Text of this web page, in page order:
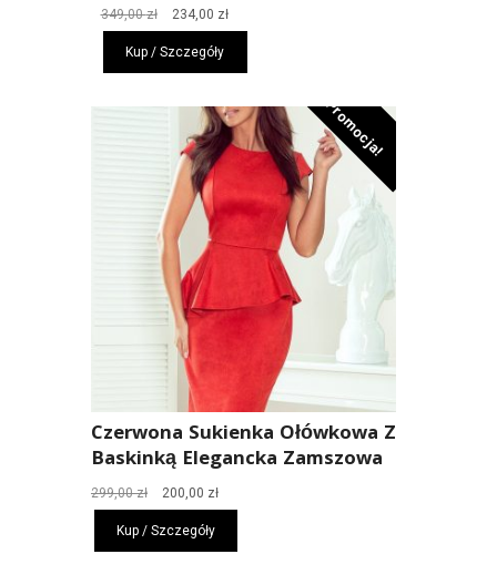
349,00zł
Pierwotna
cena
wynosiła:
349,00 zł.
234,00 złAktualna
cena
234,00 zł.
Kup / Szczegóły
Promocja!
Czerwona Sukienka Ołówkowa Z
Baskinką Elegancka Zamszowa
299,00zł
Pierwotna
cena
wynosiła:
299,00 zł.
200,00 złAktualna
cena
200,00 zł.
Kup / Szczegóły